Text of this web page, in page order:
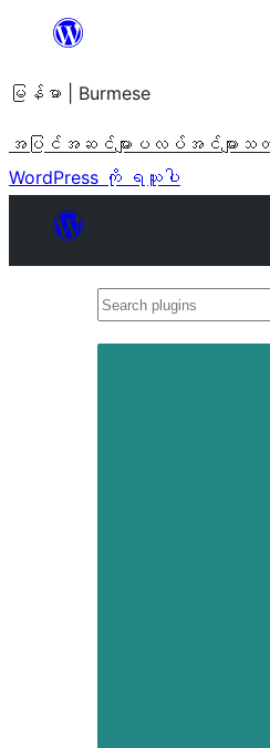
အကြောင်းအရာ
ကျော်သွား
ရန်
မြန်မာ | Burmese
အပြင်အဆင်များ ပလပ်အင်များ သတ
WordPress ကို ရယူပါ
Search